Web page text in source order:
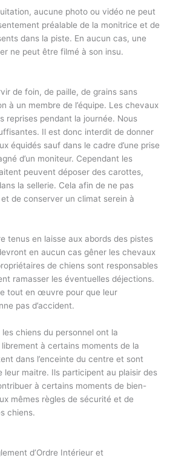
aucune photo ou vidéo ne peut
préalable de la monitrice et de
dans la piste. En aucun cas, une
ne peut être filmé à son insu.
de foin, de paille, de grains sans
à un membre de l’équipe. Les chevaux
reprises pendant la journée. Nous
Il est donc interdit de donner
équidés sauf dans le cadre d’une prise
d’un moniteur. Cependant les
peuvent déposer des carottes,
la sellerie. Cela afin de ne pas
de conserver un climat serein à
tenus en laisse aux abords des pistes
en aucun cas gêner les chevaux
de chiens sont responsables
ramasser les éventuelles déjections.
tout en œuvre pour que leur
pas d’accident.
chiens du personnel ont la
à certains moments de la
dans l’enceinte du centre et sont
leur maitre. Ils participent au plaisir des
à certains moments de bien-
mêmes règles de sécurité et de
chiens.
d’Ordre Intérieur et